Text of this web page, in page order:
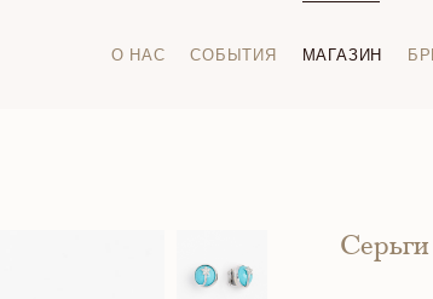
О НАС СОБЫТИЯ МАГАЗИН